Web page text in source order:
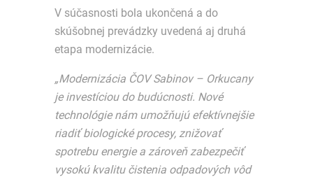
V súčasnosti bola ukončená a do
skúšobnej prevádzky uvedená aj druhá
etapa modernizácie.
„Modernizácia ČOV Sabinov – Orkucany
je investíciou do budúcnosti. Nové
technológie nám umožňujú efektívnejšie
riadiť biologické procesy, znižovať
spotrebu energie a zároveň zabezpečiť
vysokú kvalitu čistenia odpadových vôd